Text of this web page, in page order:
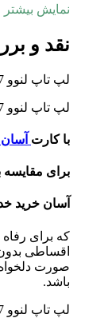
نمایش بیشتر
نقد و
لپ تاپ لنوو IP 5 i7
لپ تاپ لنوو IP 5 i7
با کارت
برای مقایسه
آسان خرید
که برای
اقساطی
باشد.
لپ تاپ لنوو IP 5 i7